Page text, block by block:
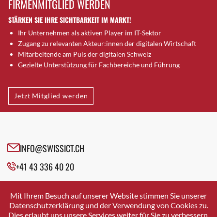
Brugg AG
Brütten
Bubendorf
Bubikon
Buchs (SG)
Bäretswil
Bülach
Cazis
Crissier
Davos Platz
Dierikon
Dietikon
FIRMENMITGLIED WERDEN
STÄRKEN SIE IHRE SICHTBARKEIT IM MARKT!
Ihr Unternehmen als aktiven Player im IT-Sektor
Zugang zu relevanten Akteur:innen der digitalen Wirtschaft
Mitarbeitende am Puls der digitalen Schweiz
Gezielte Unterstützung für Fachbereiche und Führung
Jetzt Mitglied werden
INFO@SWISSICT.CH
+41 43 336 40 20
SWISSICT
VULKANSTRASSE 120
8048 ZURICH
Mit Ihrem Besuch auf unserer Website stimmen Sie unserer
Datenschutzerklärung und der Verwendung von Cookies zu.
Dies erlaubt uns unsere Services weiter für Sie zu verbessern.